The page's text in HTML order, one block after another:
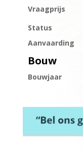
Vraagprijs
Status
Aanvaarding
Bouw
Bouwjaar